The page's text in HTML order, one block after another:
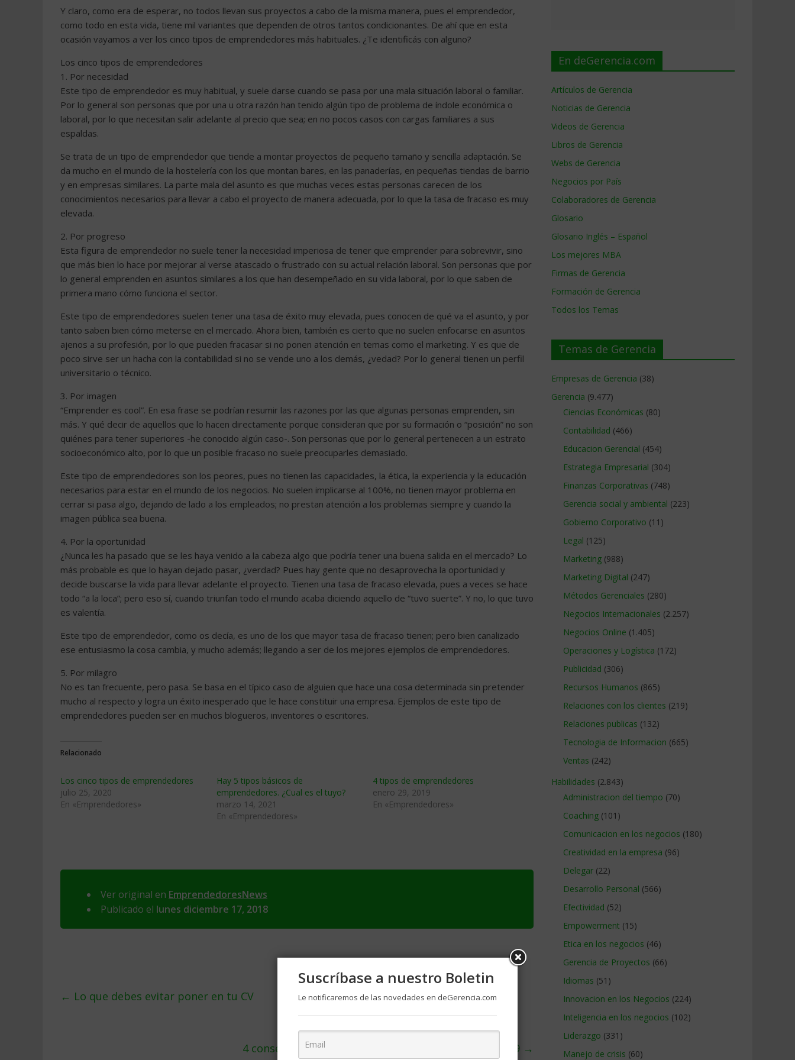
Y claro, como era de esperar, no todos llevan sus proyectos a cabo de la misma manera, pues el emprendedor,
como todo en esta vida, tiene mil variantes que dependen de otros tantos condicionantes. De ahí que en esta
ocasión vayamos a ver los cinco tipos de emprendedores más habituales. ¿Te identificás con alguno?
Los cinco tipos de emprendedores
1. Por necesidad
Este tipo de emprendedor es muy habitual, y suele darse cuando se pasa por una mala situación laboral o familiar.
Por lo general son personas que por una u otra razón han tenido algún tipo de problema de índole económica o
laboral, por lo que necesitan salir adelante al precio que sea; en no pocos casos con cargas familiares a sus
espaldas.
Se trata de un tipo de emprendedor que tiende a montar proyectos de pequeño tamaño y sencilla adaptación. Se
da mucho en el mundo de la hostelería con los que montan bares, en las panaderías, en pequeñas tiendas de barrio
y en empresas similares. La parte mala del asunto es que muchas veces estas personas carecen de los
conocimientos necesarios para llevar a cabo el proyecto de manera adecuada, por lo que la tasa de fracaso es muy
elevada.
2. Por progreso
Esta figura de emprendedor no suele tener la necesidad imperiosa de tener que emprender para sobrevivir, sino
que más bien lo hace por mejorar al verse atascado o frustrado con su actual relación laboral. Son personas que por
lo general emprenden en asuntos similares a los que han desempeñado en su vida laboral, por lo que saben de
primera mano cómo funciona el sector.
Este tipo de emprendedores suelen tener una tasa de éxito muy elevada, pues conocen de qué va el asunto, y por
tanto saben bien cómo meterse en el mercado. Ahora bien, también es cierto que no suelen enfocarse en asuntos
ajenos a su profesión, por lo que pueden fracasar si no ponen atención en temas como el marketing. Y es que de
poco sirve ser un hacha con la contabilidad si no se vende uno a los demás, ¿vedad? Por lo general tienen un perfil
universitario o técnico.
3. Por imagen
“Emprender es cool”. En esa frase se podrían resumir las razones por las que algunas personas emprenden, sin
más. Y qué decir de aquellos que lo hacen directamente porque consideran que por su formación o “posición” no son
quiénes para tener superiores -he conocido algún caso-. Son personas que por lo general pertenecen a un estrato
socioeconómico alto, por lo que un posible fracaso no suele preocuparles demasiado.
Este tipo de emprendedores son los peores, pues no tienen las capacidades, la ética, la experiencia y la educación
necesarios para estar en el mundo de los negocios. No suelen implicarse al 100%, no tienen mayor problema en
cerrar si pasa algo, dejando de lado a los empleados; no prestan atención a los problemas siempre y cuando la
imagen pública sea buena.
4. Por la oportunidad
¿Nunca les ha pasado que se les haya venido a la cabeza algo que podría tener una buena salida en el mercado? Lo
más probable es que lo hayan dejado pasar, ¿verdad? Pues hay gente que no desaprovecha la oportunidad y
decide buscarse la vida para llevar adelante el proyecto. Tienen una tasa de fracaso elevada, pues a veces se hace
todo “a la loca”; pero eso sí, cuando triunfan todo el mundo acaba diciendo aquello de “tuvo suerte”. Y no, lo que tuvo
es valentía.
Este tipo de emprendedor, como os decía, es uno de los que mayor tasa de fracaso tienen; pero bien canalizado
ese entusiasmo la cosa cambia, y mucho además; llegando a ser de los mejores ejemplos de emprendedores.
5. Por milagro
No es tan frecuente, pero pasa. Se basa en el típico caso de alguien que hace una cosa determinada sin pretender
mucho al respecto y logra un éxito inesperado que le hace constituir una empresa. Ejemplos de este tipo de
emprendedores pueden ser en muchos blogueros, inventores o escritores.
Relacionado
Los cinco tipos de emprendedores
julio 25, 2020
En «Emprendedores»
Hay 5 tipos básicos de
emprendedores. ¿Cual es el tuyo?
marzo 14, 2021
En «Emprendedores»
4 tipos de emprendedores
enero 29, 2019
En «Emprendedores»
Ver original en EmprendedoresNews
Publicado el lunes diciembre 17, 2018
← Lo que debes evitar poner en tu CV
4 consejos para ser el líder que todos esperan en 2019 →
En deGerencia.com
Artículos de Gerencia
Noticias de Gerencia
Videos de Gerencia
Libros de Gerencia
Webs de Gerencia
Negocios por País
Colaboradores de Gerencia
Glosario
Glosario Inglés – Español
Los mejores MBA
Firmas de Gerencia
Formación de Gerencia
Todos los Temas
Temas de Gerencia
Empresas de Gerencia (38)
Gerencia (9.477)
Ciencias Económicas (80)
Contabilidad (466)
Educacion Gerencial (454)
Estrategia Empresarial (304)
Finanzas Corporativas (748)
Gerencia social y ambiental (223)
Gobierno Corporativo (11)
Legal (125)
Marketing (988)
Marketing Digital (247)
Métodos Gerenciales (280)
Negocios Internacionales (2.257)
Negocios Online (1.405)
Operaciones y Logística (172)
Publicidad (306)
Recursos Humanos (865)
Relaciones con los clientes (219)
Relaciones publicas (132)
Tecnologia de Informacion (665)
Ventas (242)
Habilidades (2.843)
Administracion del tiempo (70)
Coaching (101)
Comunicacion en los negocios (180)
Creatividad en la empresa (96)
Delegar (22)
Desarrollo Personal (566)
Efectividad (52)
Empowerment (15)
Etica en los negocios (46)
Gerencia de Proyectos (66)
Idiomas (51)
Innovacion en los Negocios (224)
Inteligencia en los negocios (102)
Liderazgo (331)
Manejo de crisis (60)
Suscríbase a nuestro Boletin
Le notificaremos de las novedades en deGerencia.com